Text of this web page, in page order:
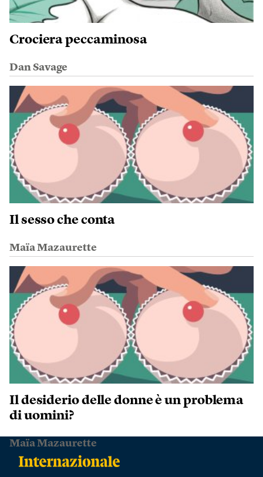
Crociera peccaminosa
Dan Savage
Il sesso che conta
Maïa Mazaurette
Il desiderio delle donne è un problema
di uomini?
Maïa Mazaurette